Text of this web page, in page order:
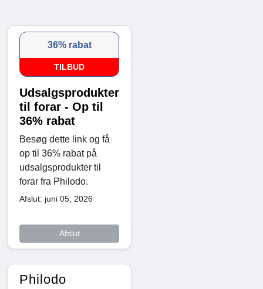
36% rabat
TILBUD
Udsalgsprodukter
til forar - Op til
36% rabat
Besøg dette link og få
op til 36% rabat på
udsalgsprodukter til
forar fra Philodo.
Afslut: juni 05, 2026
Afslut
Philodo